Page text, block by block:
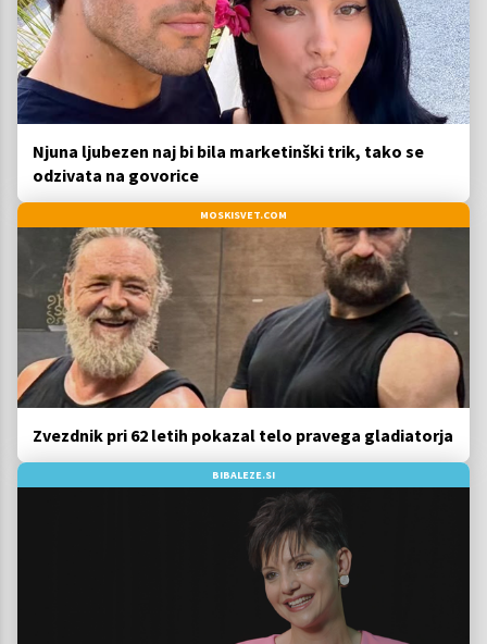
Njuna ljubezen naj bi bila marketinški trik, tako se
odzivata na govorice
MOSKISVET.COM
Zvezdnik pri 62 letih pokazal telo pravega gladiatorja
BIBALEZE.SI